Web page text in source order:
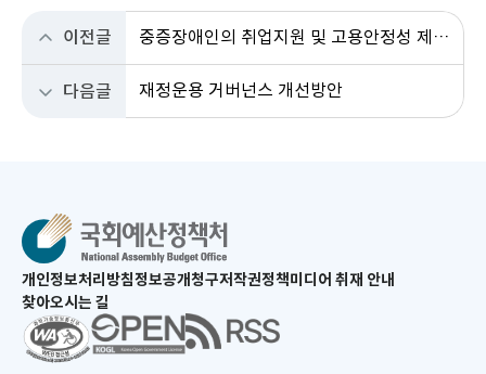
이전글 중증장애인의 취업지원 및 고용안정성 제고 방안 연구
다음글 재정운용 거버넌스 개선방안
개인정보처리방침새
으
로
정보공개청구저작권정책미디어 취재 안내
찾아오시는 길
새
창